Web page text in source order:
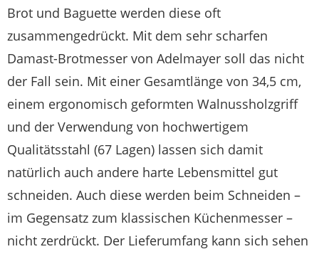
Brot und Baguette werden diese oft
zusammengedrückt. Mit dem sehr scharfen
Damast-Brotmesser von Adelmayer soll das nicht
der Fall sein. Mit einer Gesamtlänge von 34,5 cm,
einem ergonomisch geformten Walnussholzgriff
und der Verwendung von hochwertigem
Qualitätsstahl (67 Lagen) lassen sich damit
natürlich auch andere harte Lebensmittel gut
schneiden. Auch diese werden beim Schneiden –
im Gegensatz zum klassischen Küchenmesser –
nicht zerdrückt. Der Lieferumfang kann sich sehen